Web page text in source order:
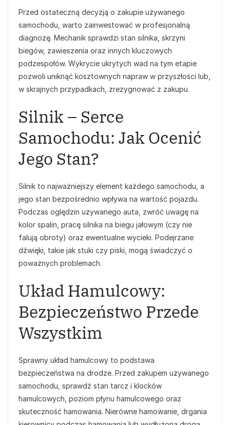
Przed ostateczną decyzją o zakupie używanego
samochodu, warto zainwestować w profesjonalną
diagnozę. Mechanik sprawdzi stan silnika, skrzyni
biegów, zawieszenia oraz innych kluczowych
podzespołów. Wykrycie ukrytych wad na tym etapie
pozwoli uniknąć kosztownych napraw w przyszłości lub,
w skrajnych przypadkach, zrezygnować z zakupu.
Silnik – Serce
Samochodu: Jak Ocenić
Jego Stan?
Silnik to najważniejszy element każdego samochodu, a
jego stan bezpośrednio wpływa na wartość pojazdu.
Podczas oględzin używanego auta, zwróć uwagę na
kolor spalin, pracę silnika na biegu jałowym (czy nie
falują obroty) oraz ewentualne wycieki. Podejrzane
dźwięki, takie jak stuki czy piski, mogą świadczyć o
poważnych problemach.
Układ Hamulcowy:
Bezpieczeństwo Przede
Wszystkim
Sprawny układ hamulcowy to podstawa
bezpieczeństwa na drodze. Przed zakupem używanego
samochodu, sprawdź stan tarcz i klocków
hamulcowych, poziom płynu hamulcowego oraz
skuteczność hamowania. Nierówne hamowanie, drgania